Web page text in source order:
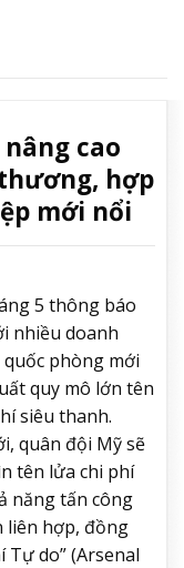
cao
hợp
mới nổi
5 thông báo
nhiều doanh
phòng mới
quy mô lớn tên
siêu thanh.
quân đội Mỹ sẽ
tên lửa chi phí
năng tấn công
liên hợp, đồng
Tự do” (Arsenal